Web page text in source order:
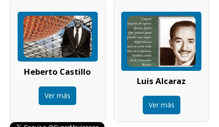
Heberto Castillo
Ver más
Luis Alcaraz
Ver más